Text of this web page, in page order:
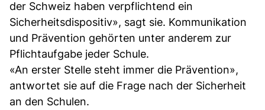
der Schweiz haben verpflichtend ein
Sicherheitsdispositiv», sagt sie. Kommunikation
und Prävention gehörten unter anderem zur
Pflichtaufgabe jeder Schule.
«An erster Stelle steht immer die Prävention»,
antwortet sie auf die Frage nach der Sicherheit
an den Schulen.